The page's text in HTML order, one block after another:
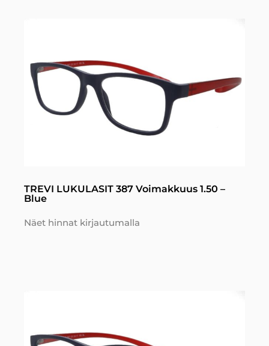
TREVI LUKULASIT 387 Voimakkuus 1.50 –
Blue
Näet hinnat kirjautumalla